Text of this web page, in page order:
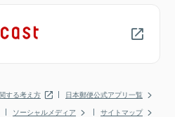
する考え方
日本郵便公式アプリ一覧
ソーシャルメディア
サイトマップ